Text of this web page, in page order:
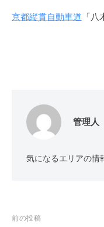
京都縦貫自動車道 「
管理人
気になるエリアの情
投
前の投稿